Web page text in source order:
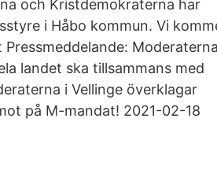
och Kristdemokraterna har
i Håbo kommun. Vi
landet ska tillsammans med
i Vellinge överklagar
på M-mandat! 2021-02-18